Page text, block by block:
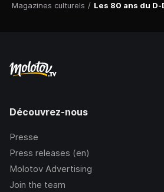
Magazines culturels / Les 80 ans du D-
Découvrez-nous
Presse
Press releases (en)
Molotov Advertising
Join the team